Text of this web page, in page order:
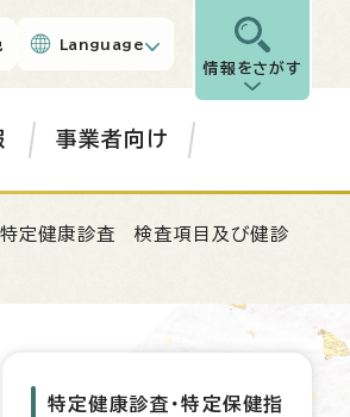
Language
情報をさがす
事業者向け
定健康診査 検査項目及び健診
特定健康診査・特定保健指